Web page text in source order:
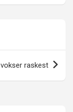
raskest